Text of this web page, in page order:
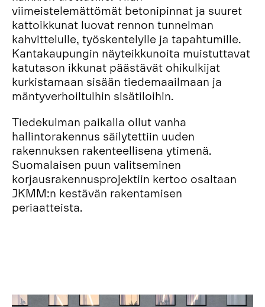
viimeistelemättömät betonipinnat ja suuret
kattoikkunat luovat rennon tunnelman
kahvittelulle, työskentelylle ja tapahtumille.
Kantakaupungin näyteikkunoita muistuttavat
katutason ikkunat päästävät ohikulkijat
kurkistamaan sisään tiedemaailmaan ja
mäntyverhoiltuihin sisätiloihin.
Tiedekulman paikalla ollut vanha
hallintorakennus säilytettiin uuden
rakennuksen rakenteellisena ytimenä.
Suomalaisen puun valitseminen
korjausrakennusprojektiin kertoo osaltaan
JKMM:n kestävän rakentamisen
periaatteista.